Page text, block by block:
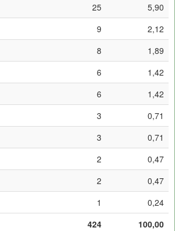
25
5,90
9
2,12
8
1,89
6
1,42
6
1,42
3
0,71
3
0,71
2
0,47
2
0,47
1
0,24
424
100,00